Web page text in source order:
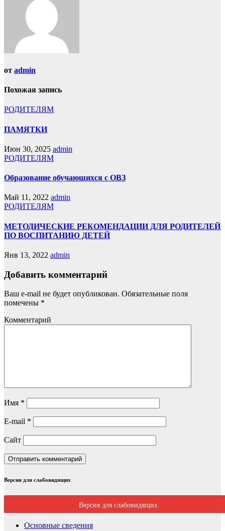
от admin
Похожая запись
РОДИТЕЛЯМ
ПАМЯТКИ
Июн 30, 2025 admin
РОДИТЕЛЯМ
Образование обучающихся с ОВЗ
Май 11, 2022 admin
РОДИТЕЛЯМ
МЕТОДИЧЕСКИЕ РЕКОМЕНДАЦИИ ДЛЯ РОДИТЕЛЕЙ
ПО ВОСПИТАНИЮ ДЕТЕЙ
Янв 13, 2022 admin
Добавить комментарий
Ваш e-mail не будет опубликован. Обязательные поля
помечены *
Комментарий
Имя *
E-mail *
Сайт
Версия для слабовидящих
Версия для слабовидящих
Основные сведения